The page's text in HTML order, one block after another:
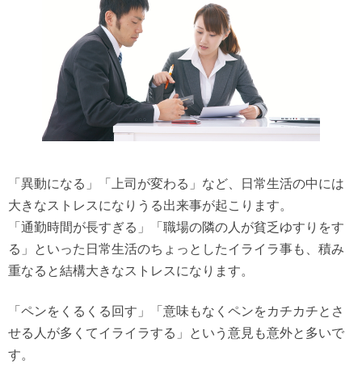
「異動になる」「上司が変わる」など、日常生活の中には
大きなストレスになりうる出来事が起こります。
「通勤時間が長すぎる」「職場の隣の人が貧乏ゆすりをす
る」といった日常生活のちょっとしたイライラ事も、積み
重なると結構大きなストレスになります。
「ペンをくるくる回す」「意味もなくペンをカチカチとさ
せる人が多くてイライラする」という意見も意外と多いで
す。